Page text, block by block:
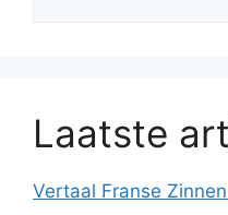
Laatste
Vertaal Franse